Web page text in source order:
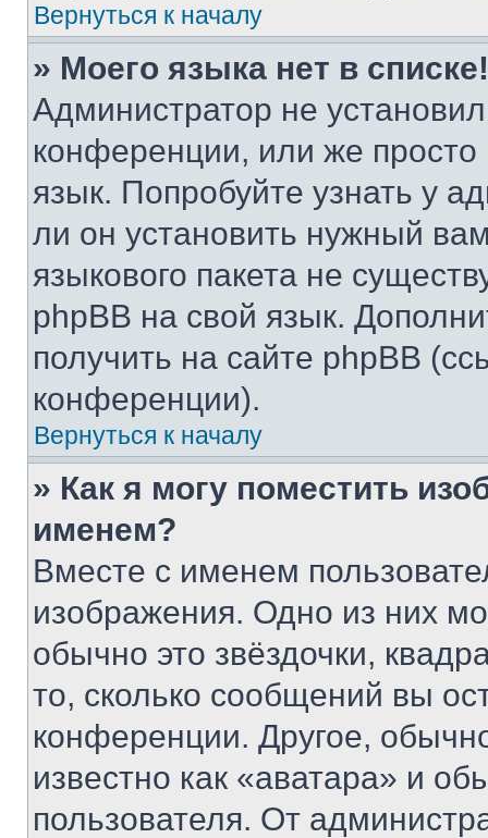
Вернуться к началу
» Моего языка нет в списке!
Администратор не
конференции, или же
язык. Попробуйте узнать у
ли он установить нужный
языкового пакета не
phpBB на свой язык.
получить на сайте phpBB
конференции).
Вернуться к началу
» Как я могу поместить
именем?
Вместе с именем
изображения. Одно из них
обычно это звёздочки,
то, сколько сообщений вы
конференции. Другое,
известно как «аватара» и
пользователя. От